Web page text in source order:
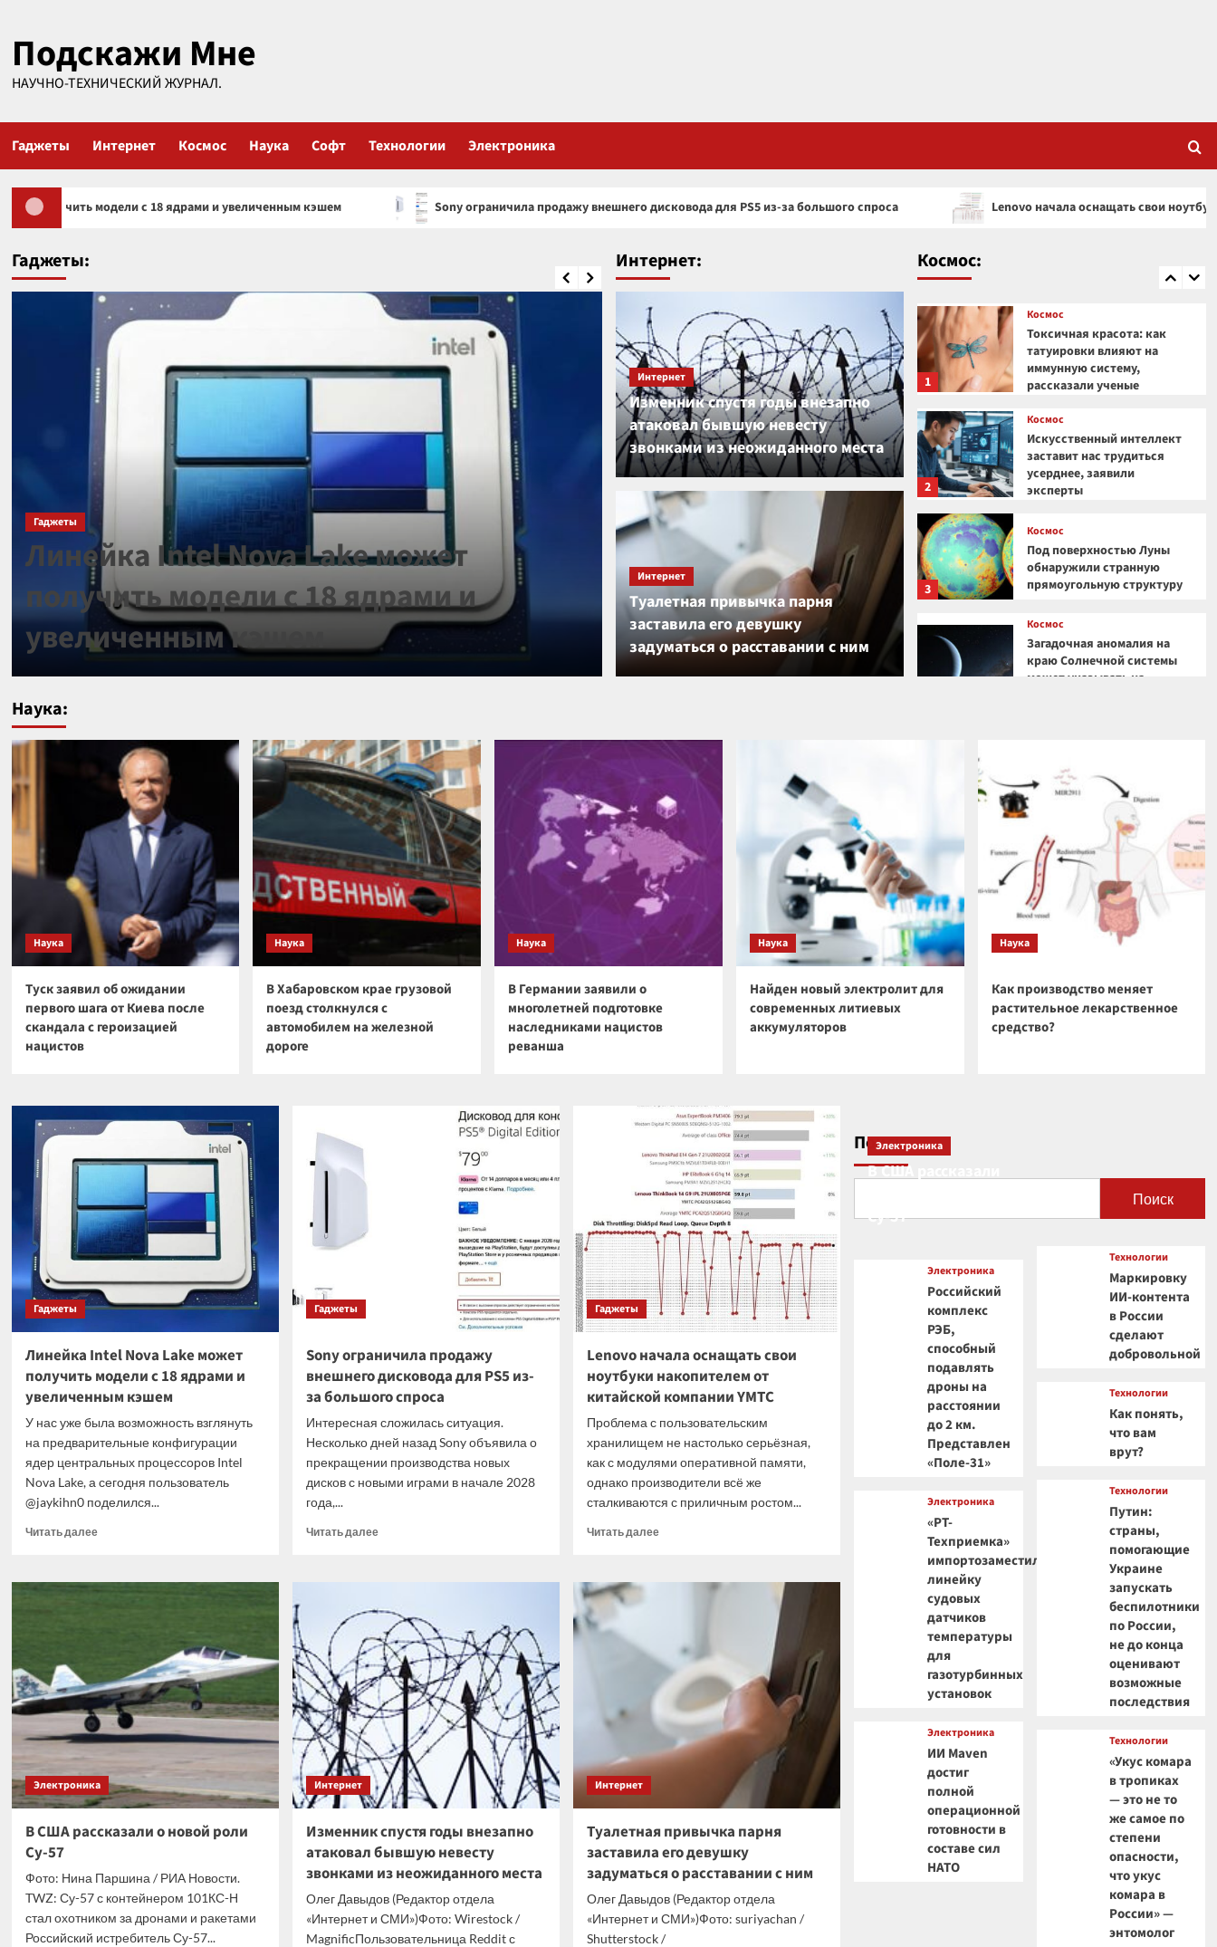
содержимому
Подскажи Мне
НАУЧНО-ТЕХНИЧЕСКИЙ ЖУРНАЛ.
Гаджеты Интернет Космос Наука Софт Технологии Электроника
с 18 ядрами и увеличенным кэшем Sony ограничила продажу внешнего дисковода для PS5 из-за большого спроса Lenovo начала оснащать свои ноутбуки накопителем
Гаджеты:
Гаджеты
Линейка Intel Nova Lake может
получить модели с 18 ядрами и
увеличенным кэшем
Гаджеты
Sony ограничила продажу внешнего
дисковода для PS5 из-за большого
спроса
Интернет:
Интернет
Изменник спустя годы внезапно
атаковал бывшую невесту
звонками из неожиданного места
Интернет
Туалетная привычка парня
заставила его девушку
задуматься о расставании с ним
Космос:
краю Солнечной системы
5
Космос
1
Космос
Токсичная красота: как
татуировки влияют на
иммунную систему,
рассказали ученые
2
Космос
Искусственный интеллект
заставит нас трудиться
усерднее, заявили
эксперты
3
Космос
Под поверхностью Луны
обнаружили странную
прямоугольную структуру
Космос
Загадочная аномалия на
краю Солнечной системы
может указывать на
Космический гигант:
почему Веста — самый
необычный астероид
Солнечной системы
1
Космос
Токсичная красота: как
татуировки влияют на
иммунную систему,
рассказали ученые
Космос
заставит нас трудиться
усерднее, заявили
эксперты
Загадочная аномалия на
краю Солнечной системы
может указывать на
5
Космический гигант:
почему Веста — самый
необычный астероид
Солнечной системы
Наука:
Наука
Туск заявил об ожидании
первого шага от Киева после
скандала с героизацией
нацистов
Наука
В Хабаровском крае грузовой
поезд столкнулся с
автомобилем на железной
дороге
Наука
В Германии заявили о
многолетней подготовке
наследниками нацистов
реванша
Наука
Найден новый электролит для
современных литиевых
аккумуляторов
Наука
Как производство меняет
растительное лекарственное
средство?
Гаджеты
Линейка Intel Nova Lake может
получить модели с 18 ядрами и
увеличенным кэшем
У нас уже была возможность взглянуть
на предварительные конфигурации
ядер центральных процессоров Intel
Nova Lake, а сегодня пользователь
@jaykihn0 поделился...
Читать далееПрочитать
Линейка
получить
модели
с
18
ядрами
увеличенным
кэшем
Гаджеты
Sony ограничила продажу
внешнего дисковода для PS5 из-
за большого спроса
Интересная сложилась ситуация.
Несколько дней назад Sony объявила о
прекращении производства новых
дисков с новыми играми в начале 2028
года,...
Читать далееПрочитать
продажу
внешнего
дисковода
для
PS5
из-
за
большого
спроса
Гаджеты
Lenovo начала оснащать свои
ноутбуки накопителем от
китайской компании YMTC
Проблема с пользовательским
хранилищем не настолько серьёзная,
как с модулями оперативной памяти,
однако производители всё же
сталкиваются с приличным ростом...
Читать далееПрочитать
Lenovo
ноутбуки
накопителем
от
китайской
компании
YMTC
Электроника
В США рассказали о новой роли
Су-57
Фото: Нина Паршина / РИА Новости.
TWZ: Су-57 с контейнером 101КС-Н
стал охотником за дронами и ракетами
Российский истребитель Су-57...
Интернет
Изменник спустя годы внезапно
атаковал бывшую невесту
звонками из неожиданного места
Олег Давыдов (Редактор отдела
«Интернет и СМИ»)Фото: Wirestock /
MagnificПользовательница Reddit с
Интернет
Туалетная привычка парня
заставила его девушку
задуматься о расставании с ним
Олег Давыдов (Редактор отдела
«Интернет и СМИ»)Фото: suriyachan /
Shutterstock /
Поиск
Поиск
Электроника
В США рассказали
Су-57
Электроника
Российский
комплекс
РЭБ,
способный
подавлять
дроны на
расстоянии
до 2 км.
Представлен
«Поле-31»
Электроника
«РТ-
Техприемка»
импортозаместила
линейку
судовых
датчиков
температуры
для
газотурбинных
установок
Электроника
ИИ Maven
достиг
полной
операционной
готовности в
составе сил
НАТО
Технологии
Маркировку
ИИ-контента
в России
сделают
добровольной
Технологии
Как понять,
что вам
врут?
Технологии
Путин:
страны,
помогающие
Украине
запускать
беспилотники
по России,
не до конца
оценивают
возможные
последствия
Технологии
«Укус комара
в тропиках
— это не то
же самое по
степени
опасности,
что укус
комара в
России» —
энтомолог